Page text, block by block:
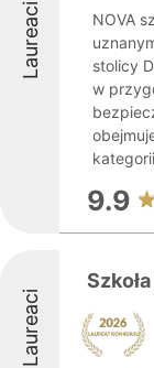
Laureaci
NOVA
stolicy
w
9.9
Laureaci